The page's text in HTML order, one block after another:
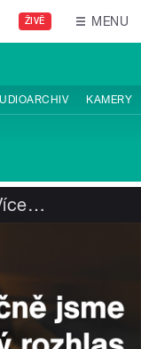
ŽIVĚ MENU
KAMERY
…